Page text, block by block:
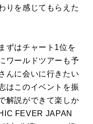
りを感じてもらえた
ずはチャート1位を
ワールドツアーも予
んに会いに行きたい
はこのイベントを振
解説ができて楽しか
FEVER JAPAN